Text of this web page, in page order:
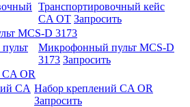
Транспортировочный кейс
CA OT Запросить
MCS-D 3173
Микрофонный пульт MCS-D
3173 Запросить
OR
Набор креплений CA OR
Запросить